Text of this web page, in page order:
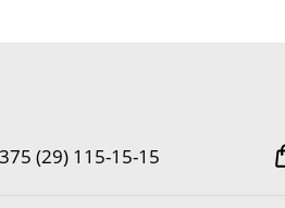
(29) 115-15-15